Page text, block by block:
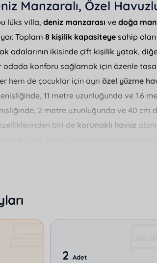
Manzaralı, Özel
lüks villa, deniz manzarası ve doğa
Toplam 8 kişilik kapasiteye sahip
odalarının ikisinde çift kişilik yatak,
odada konforu sağlamak için özenle
hem de çocuklar için ayrı özel yüzme
11 metre uzunluğunda ve 1.6
2 metre uzunluğunda ve 40 cm
biri de korunaklı havuz
kolay ulaşım imkanı sunmaktadır.
ayrıca günlük ihtiyaçlar için
yakınlığı ile dikkat çeken bu
2Adet